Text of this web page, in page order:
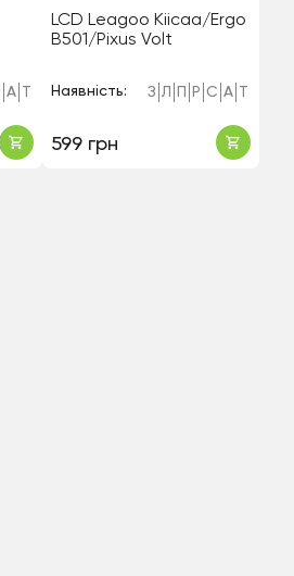
А
LCD Leagoo Kiicaa/Ergo
B501/Pixus Volt
Наявність: З Л Р С А
599 грн